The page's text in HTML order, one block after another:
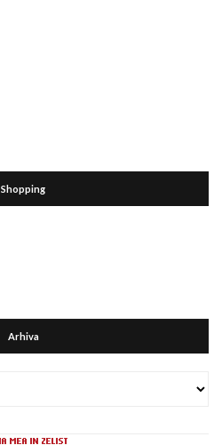
Shopping
Arhiva